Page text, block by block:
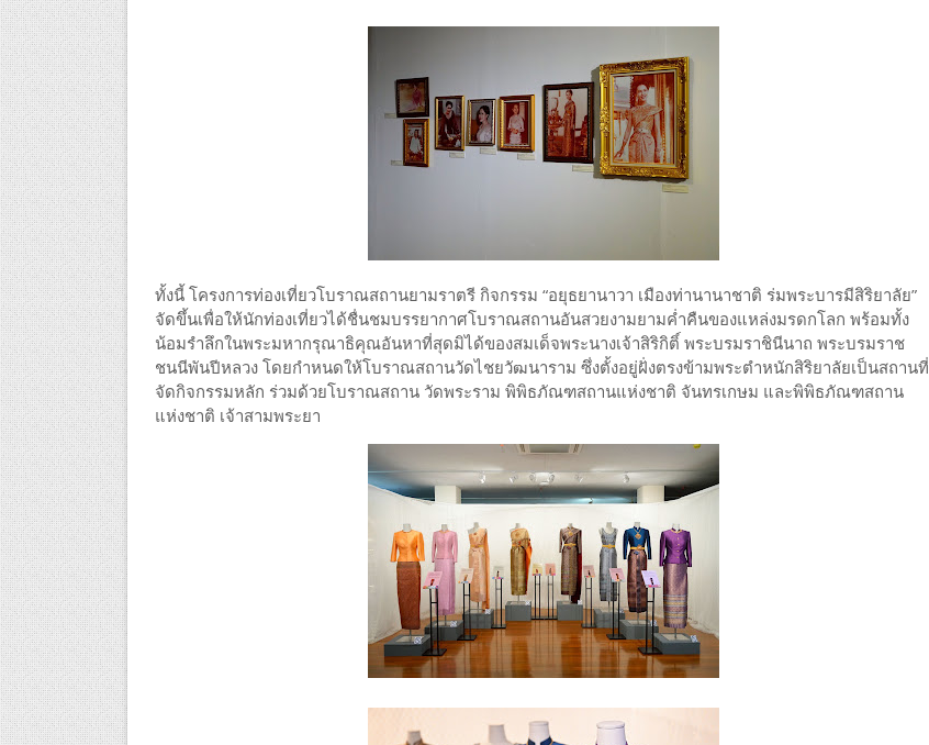
ทั้งนี้ โครงการท่องเที่ยวโบราณสถานยามราตรี กิจกรรม “อยุธยานาวา เมืองท่านานาชาติ ร่มพระบารมีสิริยาลัย”
จัดขึ้นเพื่อให้นักท่องเที่ยวได้ชื่นชมบรรยากาศโบราณสถานอันสวยงามยามค่ำคืนของแหล่งมรดกโลก พร้อมทั้ง
น้อมรำลึกในพระมหากรุณาธิคุณอันหาที่สุดมิได้ของสมเด็จพระนางเจ้าสิริกิติ์ พระบรมราชินีนาถ พระบรมราช
ชนนีพันปีหลวง โดยกำหนดให้โบราณสถานวัดไชยวัฒนาราม ซึ่งตั้งอยู่ฝั่งตรงข้ามพระตำหนักสิริยาลัยเป็นสถานที่
จัดกิจกรรมหลัก ร่วมด้วยโบราณสถาน วัดพระราม พิพิธภัณฑสถานแห่งชาติ จันทรเกษม และพิพิธภัณฑสถาน
แห่งชาติ เจ้าสามพระยา